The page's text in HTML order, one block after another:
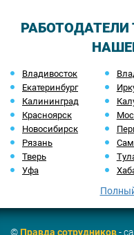
РАБОТОДАТЕЛИ
Владивосток
Екатеринбург
Калининград
Красноярск
Новосибирск
Рязань
Тверь
Уфа
©Правда сотрудников-